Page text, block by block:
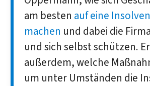
am besten auf eine
machen und dabei die
und sich selbst schützen.
außerdem, welche
um unter Umständen die